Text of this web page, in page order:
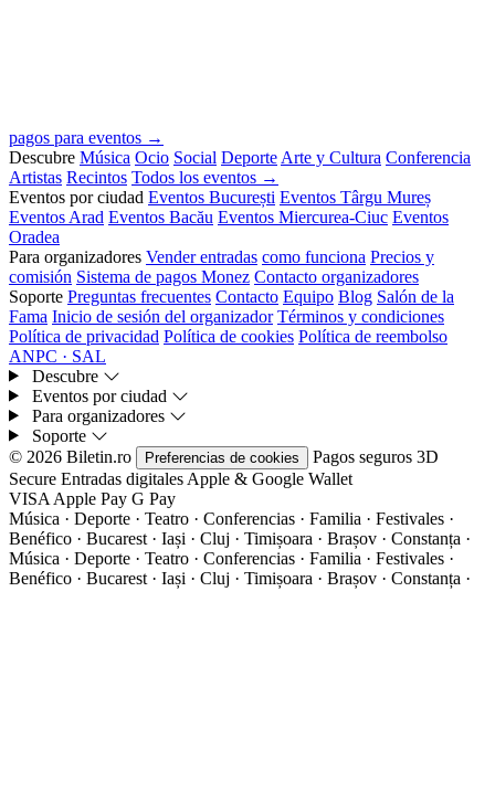
pagos para eventos →
Descubre Música Ocio Social Deporte Arte y Cultura Conferencia
Artistas Recintos Todos los eventos →
Eventos por ciudad Eventos București Eventos Târgu Mureș
Eventos Arad Eventos Bacău Eventos Miercurea-Ciuc Eventos
Oradea
Para organizadores Vender entradas como funciona Precios y
comisión Sistema de pagos Monez Contacto organizadores
Soporte Preguntas frecuentes Contacto Equipo Blog Salón de la
Fama Inicio de sesión del organizador Términos y condiciones
Política de privacidad Política de cookies Política de reembolso
ANPC · SAL
Descubre
Eventos por ciudad
Para organizadores
Soporte
© 2026 Biletin.ro
Preferencias de cookies Pagos seguros 3D
Secure Entradas digitales Apple & Google Wallet
VISA Apple Pay G Pay
Música · Deporte · Teatro · Conferencias · Familia · Festivales ·
Benéfico · Bucarest · Iași · Cluj · Timișoara · Brașov · Constanța ·
Música · Deporte · Teatro · Conferencias · Familia · Festivales ·
Benéfico · Bucarest · Iași · Cluj · Timișoara · Brașov · Constanța ·